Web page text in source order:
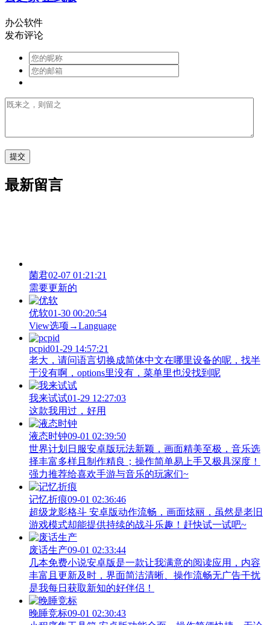
办公软件
发布评论
最新留言
菌君02-07 01:21:21
需要更新的
优软01-30 00:20:54
View‌选项→Language
pcpid01-29 14:57:21
老大，请问语言切换成简体中文在哪里设备的呢，找半
于没有啊，options里没有，菜单里也没找到呢
我来试试01-29 12:27:03
这款我用过，好用
液态时钟09-01 02:39:50
世界计划日服安卓版玩法新颖，画面精美至极，音乐选
择丰富多样且制作精良；操作简单易上手又极具深度！
强力推荐给喜欢手游与音乐的玩家们~
记忆折痕09-01 02:36:46
超级龙影格斗 安卓版动作流畅，画面炫丽，虽然是老旧
游戏模式却能提供持续的战斗乐趣！赶快试一试吧~
废话生产09-01 02:33:44
几本免费小说安卓版是一款让我满意的阅读应用，内容
丰富且更新及时，界面简洁清晰、操作流畅无广告干扰
是我每日获取新知的好伴侣！
晚睡竞标09-01 02:30:43